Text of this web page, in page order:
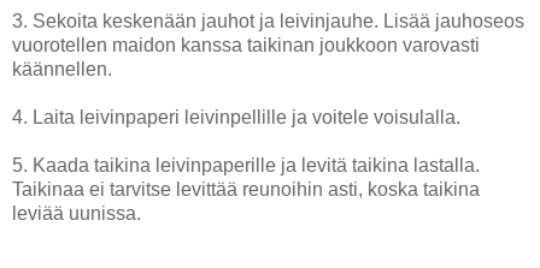
3. Sekoita keskenään jauhot ja leivinjauhe. Lisää jauhoseos
vuorotellen maidon kanssa taikinan joukkoon varovasti
käännellen.
4. Laita leivinpaperi leivinpellille ja voitele voisulalla.
5. Kaada taikina leivinpaperille ja levitä taikina lastalla.
Taikinaa ei tarvitse levittää reunoihin asti, koska taikina
leviää uunissa.